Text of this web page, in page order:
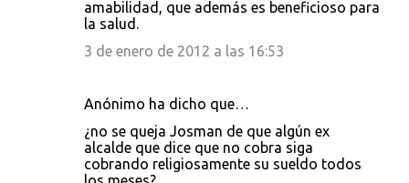
amabilidad, que además es beneficioso para
la salud.
3 de enero de 2012 a las 16:53
Anónimo ha dicho que…
¿no se queja Josman de que algún ex
alcalde que dice que no cobra siga
cobrando religiosamente su sueldo todos